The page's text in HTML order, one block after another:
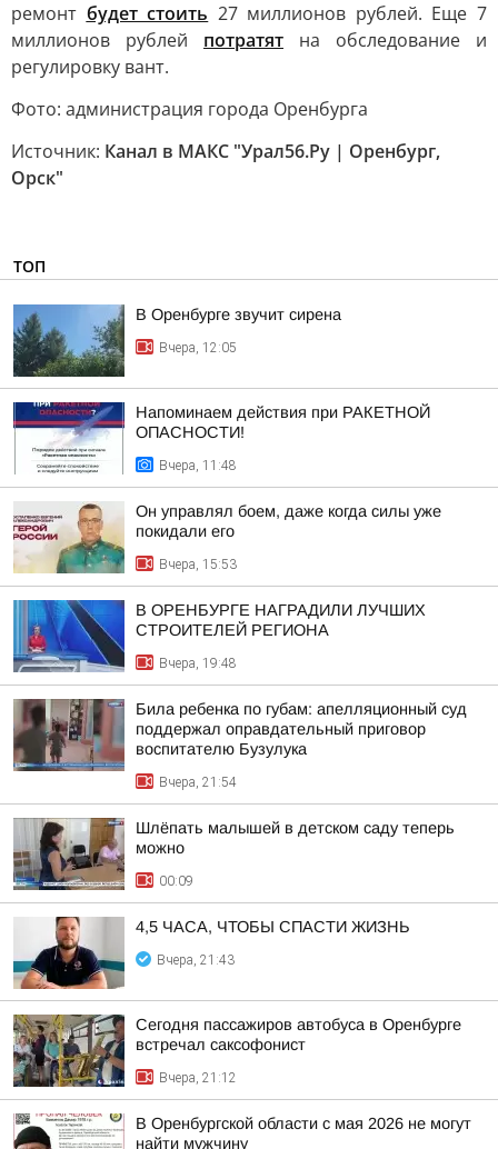
ремонт будет стоить 27 миллионов рублей. Еще 7
миллионов рублей потратят на обследование и
регулировку вант.
Фото: администрация города Оренбурга
Источник: Канал в МАКС "Урал56.Ру | Оренбург,
Орск"
ТОП
В Оренбурге звучит сирена
Вчера, 12:05
Напоминаем действия при РАКЕТНОЙ
ОПАСНОСТИ!
Вчера, 11:48
Он управлял боем, даже когда силы уже
покидали его
Вчера, 15:53
В ОРЕНБУРГЕ НАГРАДИЛИ ЛУЧШИХ
СТРОИТЕЛЕЙ РЕГИОНА
Вчера, 19:48
Била ребенка по губам: апелляционный суд
поддержал оправдательный приговор
воспитателю Бузулука
Вчера, 21:54
Шлёпать малышей в детском саду теперь
можно
00:09
4,5 ЧАСА, ЧТОБЫ СПАСТИ ЖИЗНЬ
Вчера, 21:43
Сегодня пассажиров автобуса в Оренбурге
встречал саксофонист
Вчера, 21:12
В Оренбургской области с мая 2026 не могут
найти мужчину